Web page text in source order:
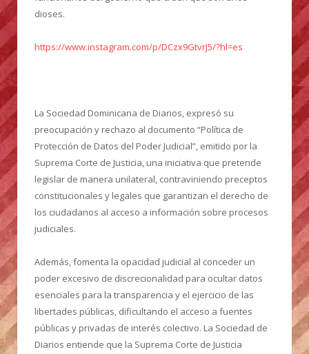
dioses.
https://www.instagram.com/p/DCzx9GtvrJ5/?hl=es
La Sociedad Dominicana de Diarios, expresó su
preocupación y rechazo al documento “Política de
Protección de Datos del Poder Judicial”, emitido por la
Suprema Corte de Justicia, una iniciativa que pretende
legislar de manera unilateral, contraviniendo preceptos
constitucionales y legales que garantizan el derecho de
los ciudadanos al acceso a información sobre procesos
judiciales.
Además, fomenta la opacidad judicial al conceder un
poder excesivo de discrecionalidad para ocultar datos
esenciales para la transparencia y el ejercicio de las
libertades públicas, dificultando el acceso a fuentes
públicas y privadas de interés colectivo. La Sociedad de
Diarios entiende que la Suprema Corte de Justicia